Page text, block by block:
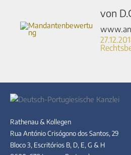
von
Rathenau & Kollegen
Rua António Crisógono dos Santos, 29
Bloco 3, Escritórios B, D, E, G & H